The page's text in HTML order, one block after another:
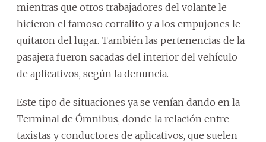
mientras que otros trabajadores del volante le
hicieron el famoso corralito y a los empujones le
quitaron del lugar. También las pertenencias de la
pasajera fueron sacadas del interior del vehículo
de aplicativos, según la denuncia.
Este tipo de situaciones ya se venían dando en la
Terminal de Ómnibus, donde la relación entre
taxistas y conductores de aplicativos, que suelen